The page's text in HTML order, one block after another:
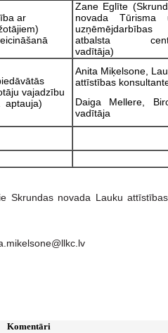
ar
Zane Eglīte
novada Tūrisma
uzņēmējdarbības
atbalsta
vadītāja)
vajadzību
aptauja)
Anita Miķelsone,
attīstības
Daiga Mellere,
vadītāja
Skrundas novada Lauku
Komentāri